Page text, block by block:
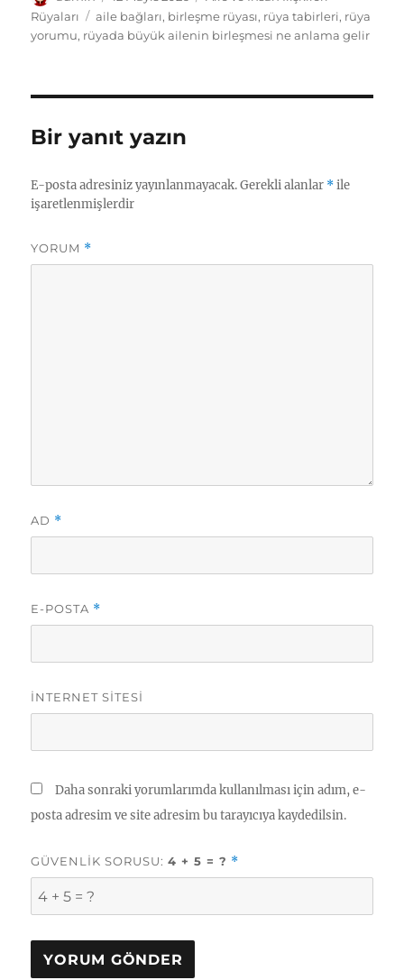
tarihi
Rüyaları
Etiketler
aile bağları birleşme rüyası rüya tabirleri rüya
yorumu rüyada büyük ailenin birleşmesi ne anlama gelir
Bir yanıt yazın
E-posta adresiniz yayınlanmayacak. Gerekli alanlar *ile
işaretlenmişlerdir
YORUM *
AD *
E-POSTA *
İNTERNET SITESI
Daha sonraki yorumlarımda kullanılması için adım, e-
posta adresim ve site adresim bu tarayıcıya kaydedilsin.
GÜVENLIK SORUSU:4 + 5 = ? *